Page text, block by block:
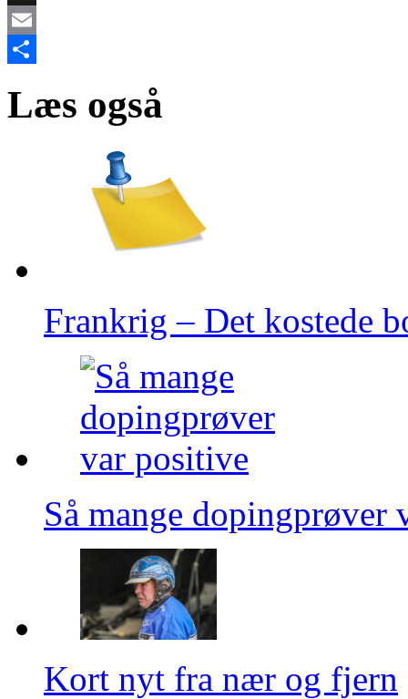
X
Email
Læs også
Frankrig – Det kostede
Så mange dopingprøver
Kort nyt fra nær og fjern